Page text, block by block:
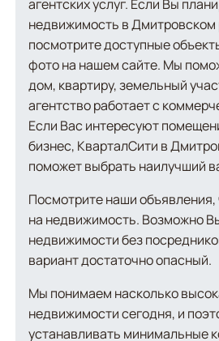
агентских услуг. Если Вы
недвижимость в Дмитровском
посмотрите доступные
фото на нашем сайте. Мы
дом, квартиру, земельный
агентство работает с
Если Вас интересуют
бизнес, КварталСити в
поможет выбрать наилучший
Посмотрите наши объявления,
на недвижимость. Возможно
недвижимости без
вариант достаточно опасный.
Мы понимаем насколько
недвижимости сегодня, и
устанавливать минимальные